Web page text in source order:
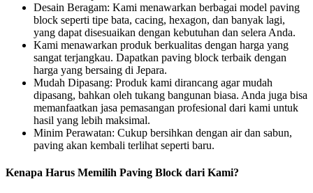
Desain Beragam: Kami menawarkan berbagai model paving
block seperti tipe bata, cacing, hexagon, dan banyak lagi,
yang dapat disesuaikan dengan kebutuhan dan selera Anda.
Kami menawarkan produk berkualitas dengan harga yang
sangat terjangkau. Dapatkan paving block terbaik dengan
harga yang bersaing di Jepara.
Mudah Dipasang: Produk kami dirancang agar mudah
dipasang, bahkan oleh tukang bangunan biasa. Anda juga bisa
memanfaatkan jasa pemasangan profesional dari kami untuk
hasil yang lebih maksimal.
Minim Perawatan: Cukup bersihkan dengan air dan sabun,
paving akan kembali terlihat seperti baru.
Kenapa Harus Memilih Paving Block dari Kami?